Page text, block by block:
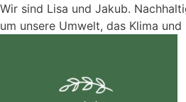
Wir sind Lisa und Jakub.
um unsere Umwelt, das Klima